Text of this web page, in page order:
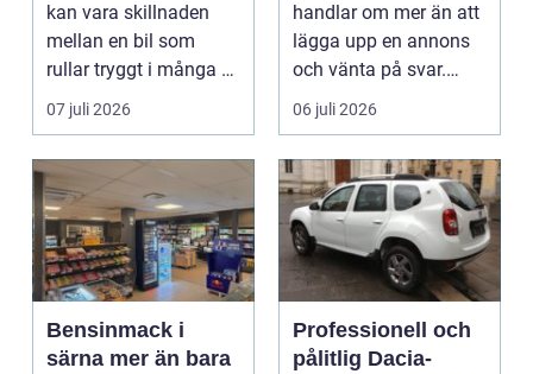
kan vara skillnaden
mellan en bil som
rullar tryggt i många år
och återkommande ...
07 juli 2026
handlar om mer än att
lägga upp en annons
och vänta på svar.
Många vill få en bra
p...
06 juli 2026
Bensinmack i
särna mer än bara
Professionell och
pålitlig Dacia-